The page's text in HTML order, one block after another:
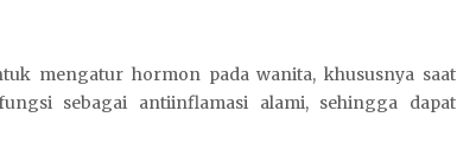
mengatur hormon pada wanita, khususnya saat
sebagai antiinflamasi alami, sehingga dapat